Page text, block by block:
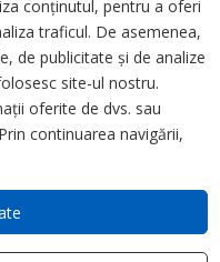
V C.A., 10
conținutul, pentru a oferi
traficul. De asemenea,
de publicitate și de analize
site-ul nostru.
oferite de dvs. sau
continuarea navigării,